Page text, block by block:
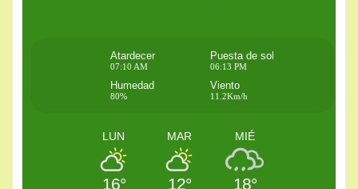
Atardecer
07:10 AM
Puesta de sol
06:13 PM
Humedad
80%
Viento
11.2Km/h
LUN
16°
MAR
12°
MIÉ
18°